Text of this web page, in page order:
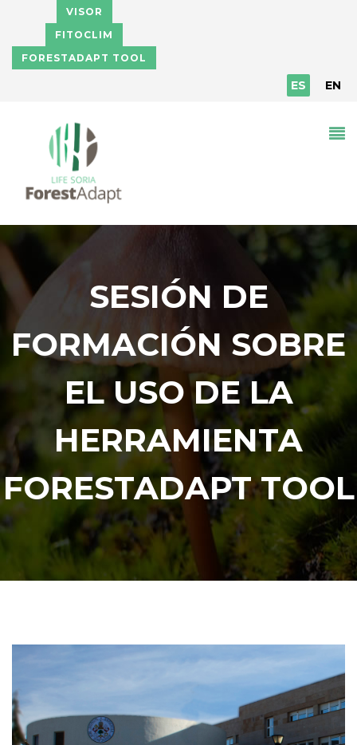
Pasar al contenido principal
VISOR
FITOCLIM
FORESTADAPT TOOL
ES EN
SESIÓN DE
FORMACIÓN SOBRE
EL USO DE LA
HERRAMIENTA
FORESTADAPT TOOL